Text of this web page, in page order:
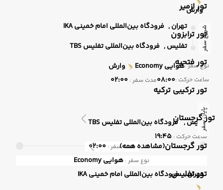
تور ازمیر
تور ترابزون
تور فتحیه
تور ترکیبی ترکیه
تور گرجستان
تور گرجستان(مشاهده همه)
تور تفلیس
وارش
شروع سفر تهران , فرودگاه بین‌المللی امام خمینی IKA
تفلیس , فرودگاه بین‌المللی تفلیس TBS
نوع سفر :هوایی وارش
ساعت حرکت :08:00مدت سفر : 02:00
پایان سفر
تفلیس , فرودگاه بین‌المللی تفلیس TBS
ساعت حرکت : 19:45
مدت سفر :02:00
نوع سفر : هوایی
تهران , فرودگاه بین‌المللی امام خمینی IKA